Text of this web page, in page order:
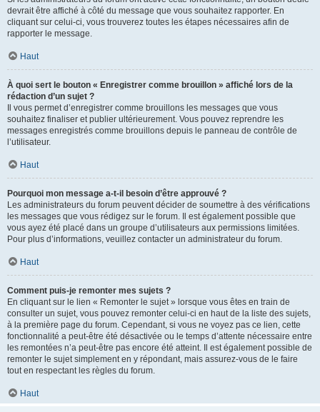
devrait être affiché à côté du message que vous souhaitez rapporter. En
cliquant sur celui-ci, vous trouverez toutes les étapes nécessaires afin de
rapporter le message.
Haut
À quoi sert le bouton « Enregistrer comme brouillon » affiché lors de la
rédaction d’un sujet ?
Il vous permet d’enregistrer comme brouillons les messages que vous
souhaitez finaliser et publier ultérieurement. Vous pouvez reprendre les
messages enregistrés comme brouillons depuis le panneau de contrôle de
l’utilisateur.
Haut
Pourquoi mon message a-t-il besoin d’être approuvé ?
Les administrateurs du forum peuvent décider de soumettre à des vérifications
les messages que vous rédigez sur le forum. Il est également possible que
vous ayez été placé dans un groupe d’utilisateurs aux permissions limitées.
Pour plus d’informations, veuillez contacter un administrateur du forum.
Haut
Comment puis-je remonter mes sujets ?
En cliquant sur le lien « Remonter le sujet » lorsque vous êtes en train de
consulter un sujet, vous pouvez remonter celui-ci en haut de la liste des sujets,
à la première page du forum. Cependant, si vous ne voyez pas ce lien, cette
fonctionnalité a peut-être été désactivée ou le temps d’attente nécessaire entre
les remontées n’a peut-être pas encore été atteint. Il est également possible de
remonter le sujet simplement en y répondant, mais assurez-vous de le faire
tout en respectant les règles du forum.
Haut